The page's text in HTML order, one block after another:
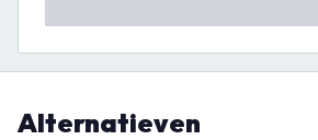
Alternatieven